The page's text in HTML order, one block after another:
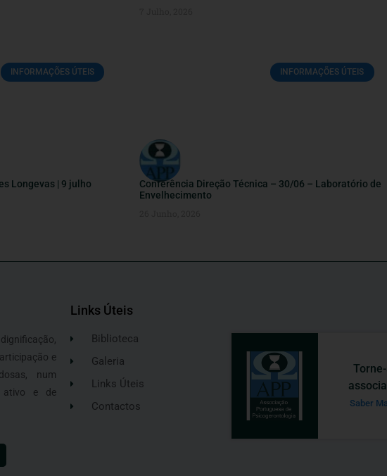
INFORMAÇÕES ÚTEIS
Longevas | 9 julho
INFORMAÇÕES ÚTEIS
Conferência Direção Técnica – 30/06 – Laboratório de
Envelhecimento
e
num
ativo e de
Links Úteis
Biblioteca
Galeria
Links Úteis
Contactos
Saber